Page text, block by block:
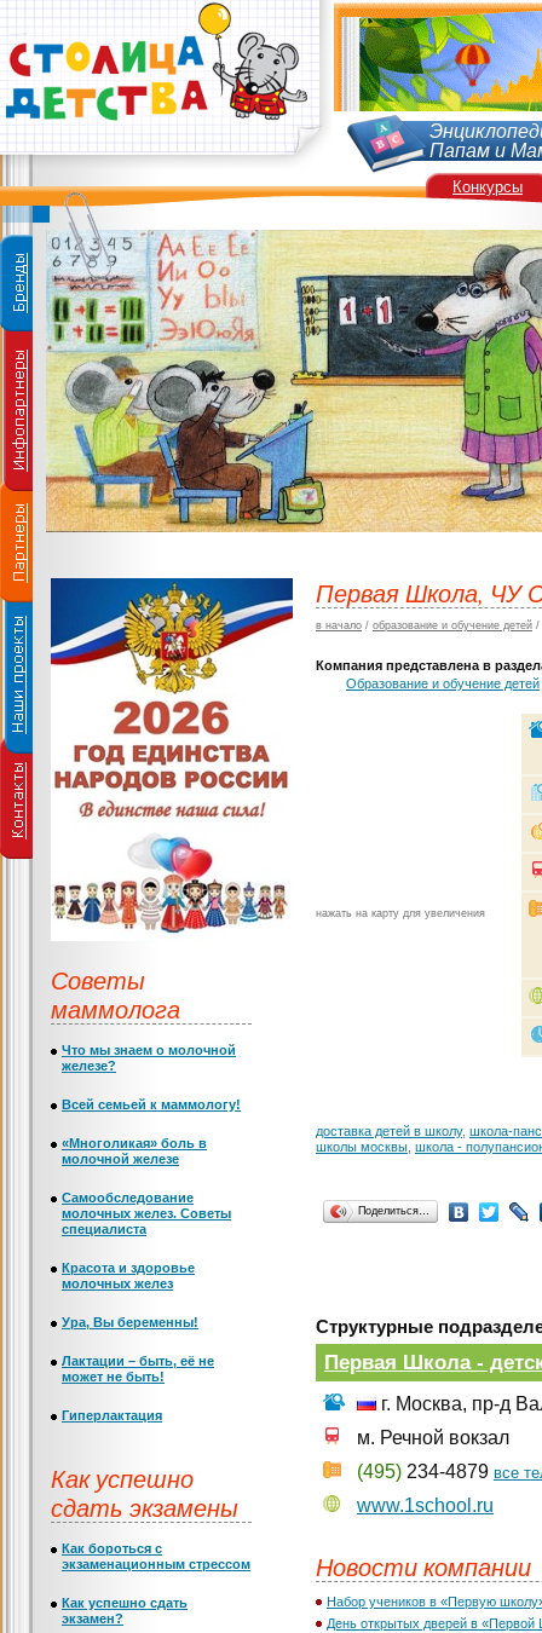
Папам и
Первая Школа, ЧУ
в начало / образование и обучение детей /
Компания представлена в
Образование и обучение детей
нажать на карту для увеличения
доставка детей в школу, школа-
школы москвы школа -
Поделиться…
Структурные
Первая Школа -
г. Москва, пр-д
м. Речной вокзал
(495) 234-4879 все
www.1school.ru
Новости компании
Набор учеников в «Первую
День открытых дверей в «Первой
Советы
маммолога
Что мы знаем о молочной
железе?
Всей семьей к маммологу!
«Многоликая» боль в
молочной железе
Самообследование
молочных желез. Советы
специалиста
Красота и здоровье
молочных желез
Ура, Вы беременны!
Лактации – быть, её не
может не быть!
Гиперлактация
Как успешно
сдать экзамены
Как бороться с
экзаменационным стрессом
Как успешно сдать
экзамен?
Конкурсы